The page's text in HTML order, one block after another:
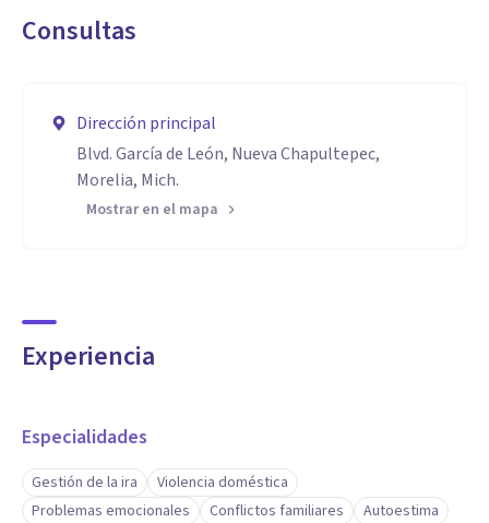
Consultas
Dirección principal
Blvd. García de León, Nueva Chapultepec,
Morelia, Mich.
Mostrar en el mapa
Experiencia
Especialidades
Gestión de la ira
Violencia doméstica
Problemas emocionales
Conflictos familiares
Autoestima